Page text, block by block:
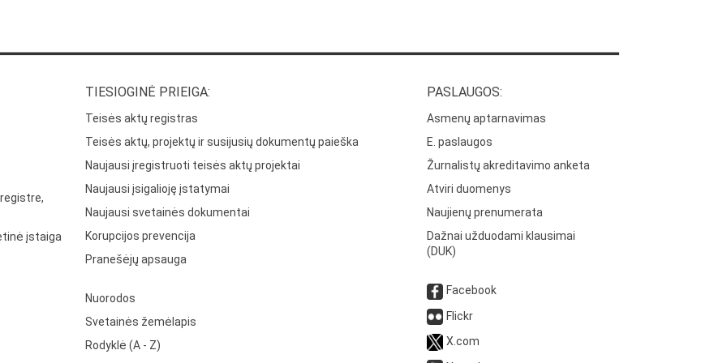
įstaiga
TIESIOGINĖ PRIEIGA:
Teisės aktų registras
Teisės aktų, projektų ir susijusių dokumentų paieška
Naujausi įregistruoti teisės aktų projektai
Naujausi įsigalioję įstatymai
Naujausi svetainės dokumentai
Korupcijos prevencija
Pranešėjų apsauga
Nuorodos
Svetainės žemėlapis
Rodyklė (A - Z)
PASLAUGOS:
Asmenų aptarnavimas
E. paslaugos
Žurnalistų akreditavimo anketa
Atviri duomenys
Naujienų prenumerata
Dažnai užduodami klausimai
(DUK)
Facebook
Flickr
X.com